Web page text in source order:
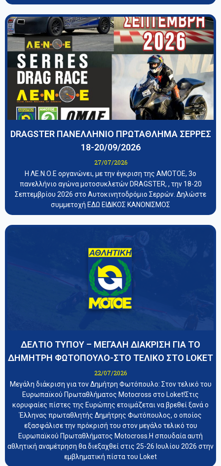
DRAGSTER ΠΑΝΕΛΛΗΝΙΟ ΠΡΩΤΑΘΛΗΜΑ ΣΕΡΡΕΣ
18-20/09/2026
27/07/2026
Η ΛΕ.Ν.Ο.Ε οργανώνει, με την έγκριση της ΑΜΟΤΟΕ, 3ο
πανελλήνιο αγώνα μοτοσυκλετών DRAGSTER, , την 18-20
Σεπτεμβρίου 2026 στο Αυτοκινητοδρόμιο Σερρών. Δηλώστε
συμμετοχή ΕΔΩ ΕΙΔΙΚΟΣ ΚΑΝΟΝΙΣΜΟΣ
ΔΕΛΤΙΟ ΤΥΠΟΥ – ΜΕΓΑΛΗ ΔΙΑΚΡΙΣΗ ΓΙΑ ΤΟ
ΔΗΜΗΤΡΗ ΦΩΤΟΠΟΥΛΟ-ΣΤΟ ΤΕΛΙΚΟ ΣΤΟ LOKET
22/07/2026
Μεγάλη διάκριση για τον Δημήτρη Φωτόπουλο: Στον τελικό του
Ευρωπαϊκού Πρωταθλήματος Motocross στο Loket!Στις
κορυφαίες πίστες της Ευρώπης ετοιμάζεται να βρεθεί ξανά ο
Έλληνας πρωταθλητής Δημήτρης Φωτόπουλος, ο οποίος
εξασφάλισε την πρόκρισή του στον μεγάλο τελικό του
Ευρωπαϊκού Πρωταθλήματος Motocross.Η σπουδαία αυτή
αθλητική αναμέτρηση θα διεξαχθεί στις 25-26 Ιουλίου 2026 στην
εμβληματική πίστα του Loket